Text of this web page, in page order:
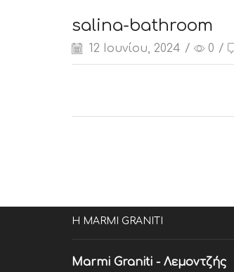
salina-bathroom
12 Ιουνίου, 2024 / 0 /
Η MARMI GRANITI
Marmi Graniti - Λεμοντζής